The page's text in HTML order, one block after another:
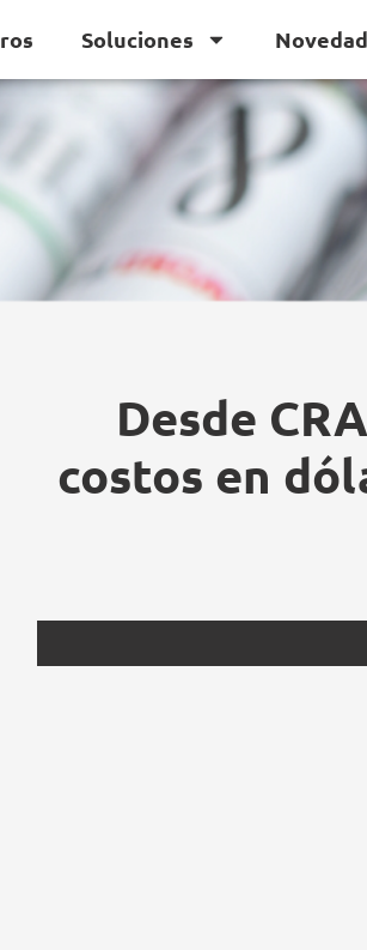
Soluciones
Desde
costos en